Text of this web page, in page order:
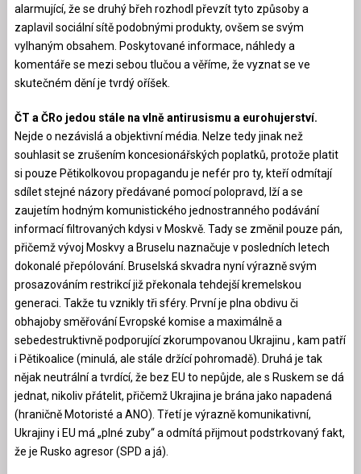
alarmující, že se druhý břeh rozhodl převzít tyto způsoby a
zaplavil sociální sítě podobnými produkty, ovšem se svým
vylhaným obsahem. Poskytované informace, náhledy a
komentáře se mezi sebou tlučou a věříme, že vyznat se ve
skutečném dění je tvrdý oříšek.
ČT a ČRo jedou stále na vlně antirusismu a eurohujerství.
Nejde o nezávislá a objektivní média. Nelze tedy jinak než
souhlasit se zrušením koncesionářských poplatků, protože platit
si pouze Pětikolkovou propagandu je nefér pro ty, kteří odmítají
sdílet stejné názory předávané pomocí polopravd, lží a se
zaujetím hodným komunistického jednostranného podávání
informací filtrovaných kdysi v Moskvě. Tady se změnil pouze pán,
přičemž vývoj Moskvy a Bruselu naznačuje v posledních letech
dokonalé přepólování. Bruselská skvadra nyní výrazně svým
prosazováním restrikcí již překonala tehdejší kremelskou
generaci. Takže tu vznikly tři sféry. První je plna obdivu či
obhajoby směřování Evropské komise a maximálně a
sebedestruktivně podporující zkorumpovanou Ukrajinu , kam patří
i Pětikoalice (minulá, ale stále držící pohromadě). Druhá je tak
nějak neutrální a tvrdící, že bez EU to nepůjde, ale s Ruskem se dá
jednat, nikoliv přátelit, přičemž Ukrajina je brána jako napadená
(hraničně Motoristé a ANO). Třetí je výrazně komunikativní,
Ukrajiny i EU má „plné zuby“ a odmítá přijmout podstrkovaný fakt,
že je Rusko agresor (SPD a já).